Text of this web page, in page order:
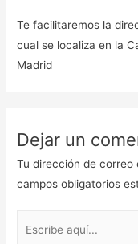
Te facilitaremos la
cual se localiza en la
Madrid
Dejar un
Tu dirección de correo
campos obligatorios